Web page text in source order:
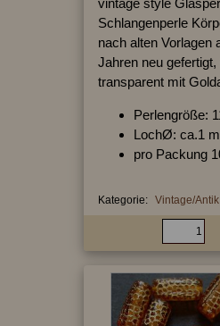
Schlangenperle
nach alten Vorlagen
Jahren neu gefertigt,
transparent mit
Perlengröße:
LochØ: ca.1
pro Packung
Kategorie: Vintage/